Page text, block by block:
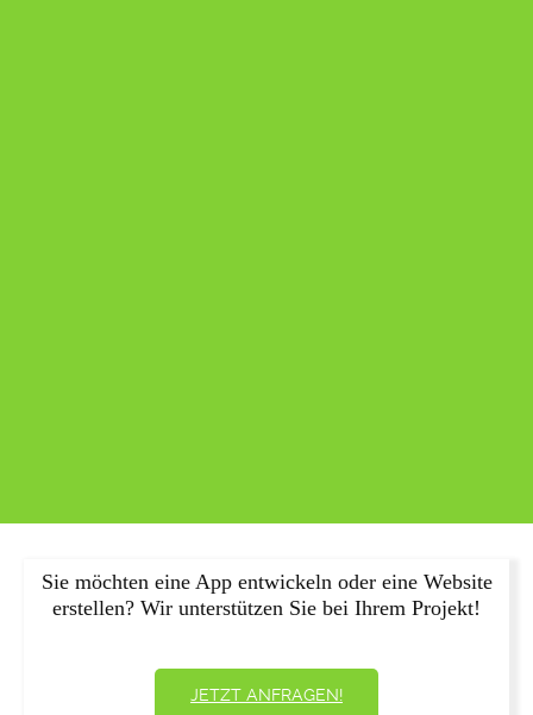
Sie möchten eine App entwickeln oder eine Website
erstellen? Wir unterstützen Sie bei Ihrem Projekt!
JETZT ANFRAGEN!